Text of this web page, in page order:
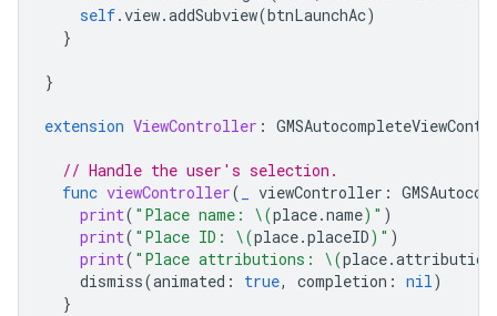
self.view.addSubview(btnLaunchAc)
}
}
extension ViewController :
// Handle the user's selection.
func viewController( viewController :
print( "Place name: \(place.name) " )
print( "Place ID: \(place.placeID) " )
print( "Place attributions: \(place.
dismiss(animated : true, completion : nil)
}